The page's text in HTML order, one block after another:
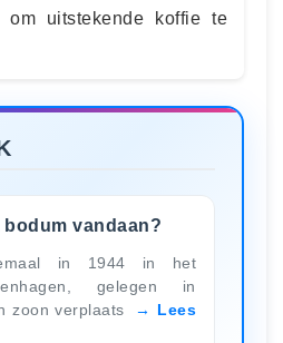
om uitstekende koffie te
bodum vandaan?
in 1944 in het
gelegen in
zoon verplaats
Lees